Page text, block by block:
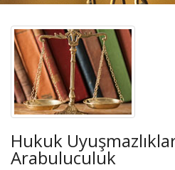
Hukuk
Arabuluculuk